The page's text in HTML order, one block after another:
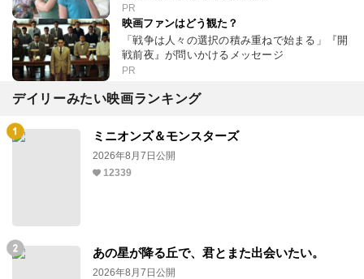
PR
映画ファンはどう観た？
「戦争は人々の選択の積み重ねで始まる」『開
戦前夜』が問いかけるメッセージ
PR
デイリーみたい映画ランキング
ミニオンズ＆モンスターズ
2026年8月7日公開
12339
あの星が降る丘で、君とまた出会いたい。
2026年8月7日公開